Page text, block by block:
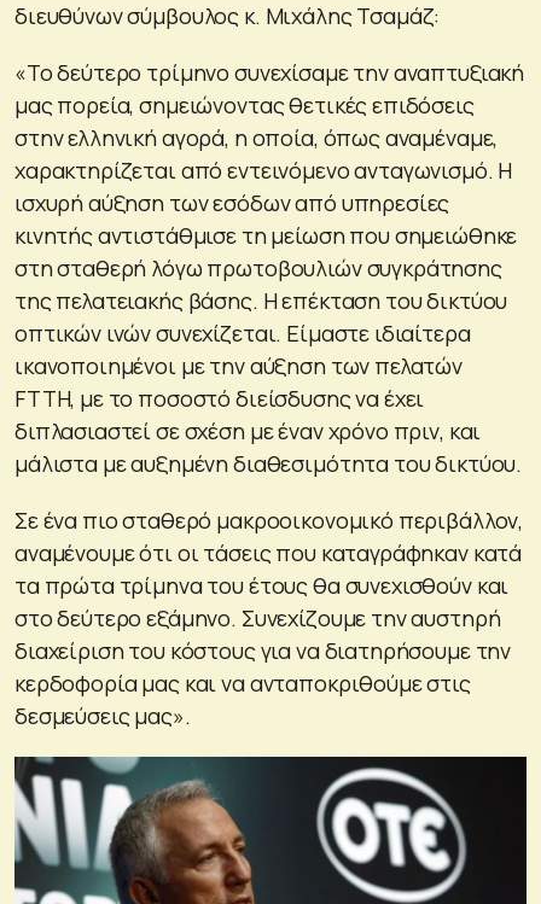
διευθύνων σύμβουλος κ. Μιχάλης Τσαμάζ:
«Το δεύτερο τρίμηνο συνεχίσαμε την αναπτυξιακή
μας πορεία, σημειώνοντας θετικές επιδόσεις
στην ελληνική αγορά, η οποία, όπως αναμέναμε,
χαρακτηρίζεται από εντεινόμενο ανταγωνισμό. Η
ισχυρή αύξηση των εσόδων από υπηρεσίες
κινητής αντιστάθμισε τη μείωση που σημειώθηκε
στη σταθερή λόγω πρωτοβουλιών συγκράτησης
της πελατειακής βάσης. Η επέκταση του δικτύου
οπτικών ινών συνεχίζεται. Είμαστε ιδιαίτερα
ικανοποιημένοι με την αύξηση των πελατών
FTTH, με το ποσοστό διείσδυσης να έχει
διπλασιαστεί σε σχέση με έναν χρόνο πριν, και
μάλιστα με αυξημένη διαθεσιμότητα του δικτύου.
Σε ένα πιο σταθερό μακροοικονομικό περιβάλλον,
αναμένουμε ότι οι τάσεις που καταγράφηκαν κατά
τα πρώτα τρίμηνα του έτους θα συνεχισθούν και
στο δεύτερο εξάμηνο. Συνεχίζουμε την αυστηρή
διαχείριση του κόστους για να διατηρήσουμε την
κερδοφορία μας και να ανταποκριθούμε στις
δεσμεύσεις μας».